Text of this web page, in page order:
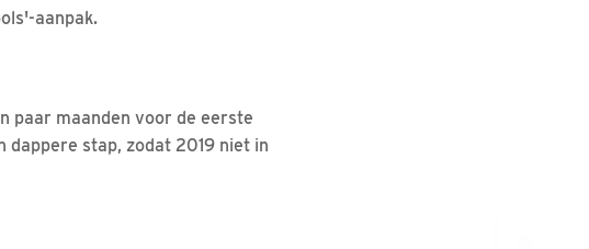
aanpak.
paar maanden voor de eerste
dappere stap, zodat 2019 niet in